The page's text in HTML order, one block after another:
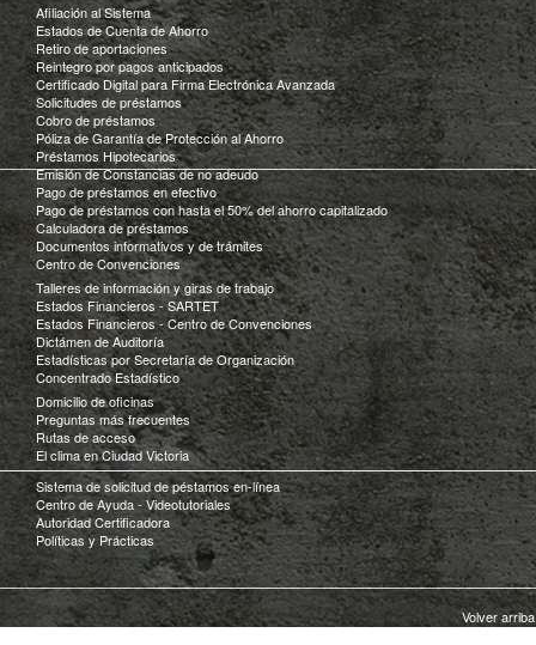
Afiliación al Sistema
Estados de Cuenta de Ahorro
Retiro de aportaciones
Reintegro por pagos anticipados
Certificado Digital para Firma Electrónica Avanzada
Solicitudes de préstamos
Cobro de préstamos
Póliza de Garantía de Protección al Ahorro
Préstamos Hipotecarios
Emisión de Constancias de no adeudo
Pago de préstamos en efectivo
Pago de préstamos con hasta el 50% del ahorro capitalizado
Calculadora de préstamos
Documentos informativos y de trámites
Centro de Convenciones
Talleres de información y giras de trabajo
Estados Financieros - SARTET
Estados Financieros - Centro de Convenciones
Dictámen de Auditoría
Estadísticas por Secretaría de Organización
Concentrado Estadístico
Domicilio de oficinas
Preguntas más frecuentes
Rutas de acceso
El clima en Ciudad Victoria
Sistema de solicitud de péstamos en-línea
Centro de Ayuda - Videotutoriales
Autoridad Certificadora
Políticas y Prácticas
Volver